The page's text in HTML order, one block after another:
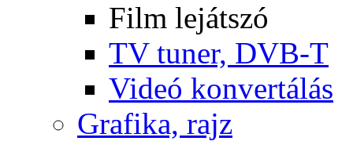
Film lejátszó
TV tuner, DVB-T
Videó konvertálás
Grafika, rajz